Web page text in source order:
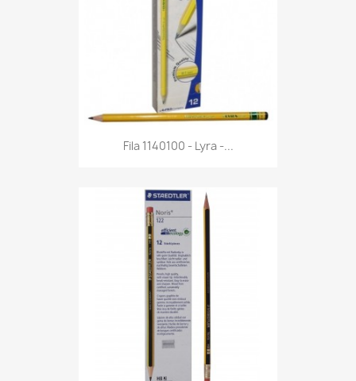
Anteprima
Fila 1140100 - Lyra -...